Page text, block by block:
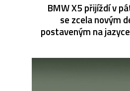
BMW X5 přijíždí v
se zcela novým
postaveným na